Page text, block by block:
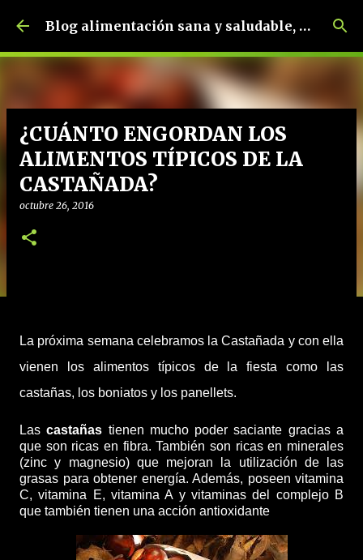
Ir al contenido principal Blog alimentación sana y saludable, dietética y nutrición, dietista-nutricionista.
¿CUÁNTO ENGORDAN LOS
ALIMENTOS TÍPICOS DE LA
CASTAÑADA?
octubre 26, 2016
La próxima semana celebramos la Castañada y con ella
vienen los alimentos típicos de la fiesta como las
castañas, los boniatos y los panellets.
Lascastañas tienen mucho poder saciante gracias a
que son ricas en fibra. También son ricas en minerales
(zinc y magnesio) que mejoran la utilización de las
grasas para obtener energía. Además, poseen vitamina
C, vitamina E, vitamina A y vitaminas del complejo B
que también tienen una acción antioxidante